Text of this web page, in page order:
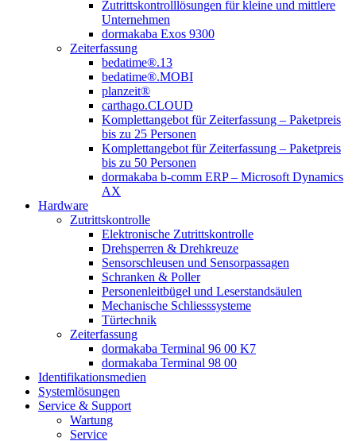
Zutrittskontrolllösungen für kleine und mittlere
Unternehmen
dormakaba Exos 9300
Zeiterfassung
bedatime®.13
bedatime®.MOBI
planzeit®
carthago.CLOUD
Komplettangebot für Zeiterfassung – Paketpreis
bis zu 25 Personen
Komplettangebot für Zeiterfassung – Paketpreis
bis zu 50 Personen
dormakaba b-comm ERP – Microsoft Dynamics
AX
Hardware
Zutrittskontrolle
Elektronische Zutrittskontrolle
Drehsperren & Drehkreuze
Sensorschleusen und Sensorpassagen
Schranken & Poller
Personenleitbügel und Leserstandsäulen
Mechanische Schliess­systeme
Türtechnik
Zeiterfassung
dormakaba Terminal 96 00 K7
dormakaba Terminal 98 00
Identifikations­medien
Systemlösungen
Service & Support
Wartung
Service